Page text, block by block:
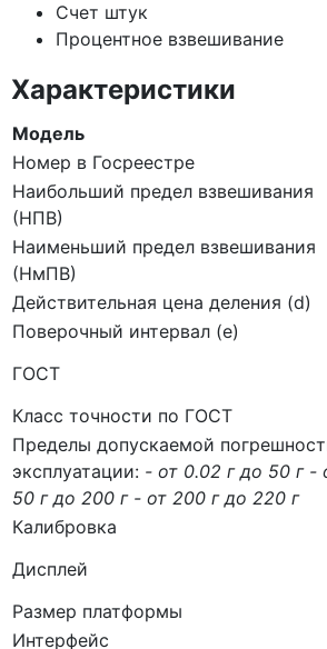
Счет штук
Процентное взвешивание
Характеристики
Модель
Номер в Госреестре
Наибольший предел взвешивания
(НПВ)
Наименьший предел взвешивания
(НмПВ)
Действительная цена деления (d)
Поверочный интервал (е)
ГОСТ
Класс точности по ГОСТ
Пределы допускаемой
эксплуатации: - от 0.02 г до 50 г -
50 г до 200 г - от 200 г до 220 г
Калибровка
Дисплей
Размер платформы
Интерфейс